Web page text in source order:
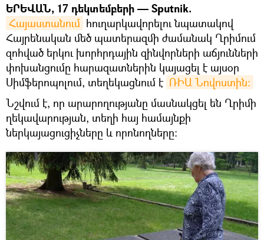
ԵՐԵՎԱՆ, 17 դեկտեմբերի — Sputnik.
Հայաստանում հուղարկավորելու նպատակով
Հայրենական մեծ պատերազմի ժամանակ Ղրիմում
զոհված երկու խորհրդային զինվորների աճյունների
փոխանցումը հարազատներին կայացել է այսօր
Սիմֆերոպոլում, տեղեկացնում է ՌԻԱ Նովոստին։
Նշվում է, որ արարողությանը մասնակցել են Ղրիմի
ղեկավարության, տեղի հայ համայնքի
ներկայացուցիչները և որոնողները։